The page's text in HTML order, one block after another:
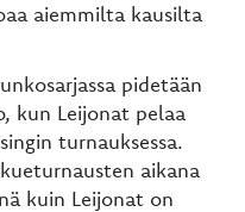
aiemmilta kausilta
pidetään
kun Leijonat pelaa
turnauksessa.
aikana
kuin Leijonat on